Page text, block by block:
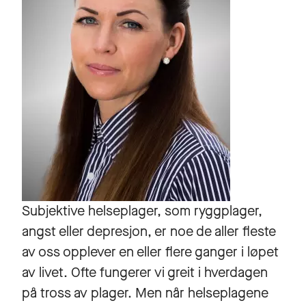
Subjektive helseplager, som ryggplager,
angst eller depresjon, er noe de aller fleste
av oss opplever en eller flere ganger i løpet
av livet. Ofte fungerer vi greit i hverdagen
på tross av plager. Men når helseplagene